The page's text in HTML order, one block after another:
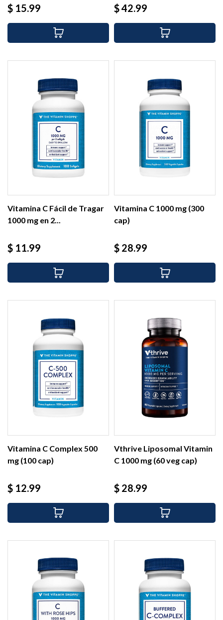
Precio
$ 15.99 Precio
$ 42.99
Vitamina C Fácil de Tragar
1000 mg en 2...
Precio
$ 11.99
Vitamina C 1000 mg (300
cap)
Precio
$ 28.99
Vitamina C Complex 500
mg (100 cap)
Precio
$ 12.99
Vthrive Liposomal Vitamin
C 1000 mg (60 veg cap)
Precio
$ 28.99